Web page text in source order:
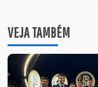
VEJA TAMBÉM